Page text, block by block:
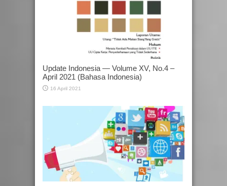
Update Indonesia — Volume XV, No.4 –
April 2021 (Bahasa Indonesia)
16 April 2021